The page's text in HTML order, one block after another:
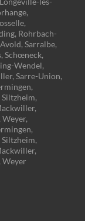
Rohrbach-
Sarralbe,
Schœneck,
Wendel,
Sarre-Union,
Weyer